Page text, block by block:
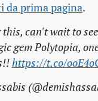
da prima pagina.
this, can't wait to
gem Polytopia,
https://t.co/